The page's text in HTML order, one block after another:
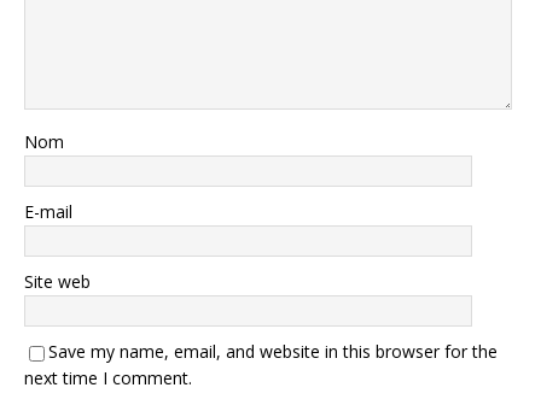
Nom
E-mail
Site web
Save my name, email, and website in this browser for the
next time I comment.